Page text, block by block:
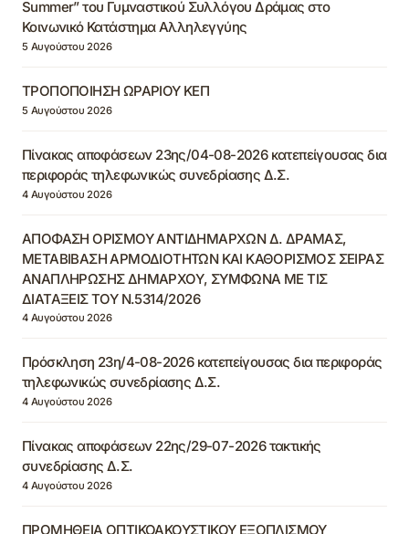
Summer” του Γυμναστικού Συλλόγου Δράμας στο
Κοινωνικό Κατάστημα Αλληλεγγύης
5 Αυγούστου 2026
ΤΡΟΠΟΠΟΙΗΣΗ ΩΡΑΡΙΟΥ ΚΕΠ
5 Αυγούστου 2026
Πίνακας αποφάσεων 23ης/04-08-2026 κατεπείγουσας δια
περιφοράς τηλεφωνικώς συνεδρίασης Δ.Σ.
4 Αυγούστου 2026
ΑΠΟΦΑΣΗ ΟΡΙΣΜΟΥ ΑΝΤΙΔΗΜΑΡΧΩΝ Δ. ΔΡΑΜΑΣ,
ΜΕΤΑΒΙΒΑΣΗ ΑΡΜΟΔΙΟΤΗΤΩΝ ΚΑΙ ΚΑΘΟΡΙΣΜΟΣ ΣΕΙΡΑΣ
ΑΝΑΠΛΗΡΩΣΗΣ ΔΗΜΑΡΧΟΥ, ΣΥΜΦΩΝΑ ΜΕ ΤΙΣ
ΔΙΑΤΑΞΕΙΣ ΤΟΥ Ν.5314/2026
4 Αυγούστου 2026
Πρόσκληση 23η/4-08-2026 κατεπείγουσας δια περιφοράς
τηλεφωνικώς συνεδρίασης Δ.Σ.
4 Αυγούστου 2026
Πίνακας αποφάσεων 22ης/29-07-2026 τακτικής
συνεδρίασης Δ.Σ.
4 Αυγούστου 2026
ΠΡΟΜΗΘΕΙΑ ΟΠΤΙΚΟΑΚΟΥΣΤΙΚΟΥ ΕΞΟΠΛΙΣΜΟΥ